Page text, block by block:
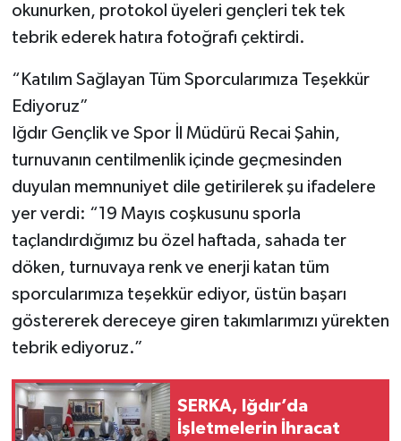
okunurken, protokol üyeleri gençleri tek tek
tebrik ederek hatıra fotoğrafı çektirdi.
“Katılım Sağlayan Tüm Sporcularımıza Teşekkür
Ediyoruz”
Iğdır Gençlik ve Spor İl Müdürü Recai Şahin,
turnuvanın centilmenlik içinde geçmesinden
duyulan memnuniyet dile getirilerek şu ifadelere
yer verdi: “19 Mayıs coşkusunu sporla
taçlandırdığımız bu özel haftada, sahada ter
döken, turnuvaya renk ve enerji katan tüm
sporcularımıza teşekkür ediyor, üstün başarı
göstererek dereceye giren takımlarımızı yürekten
tebrik ediyoruz.”
SERKA, Iğdır’da
İşletmelerin İhracat